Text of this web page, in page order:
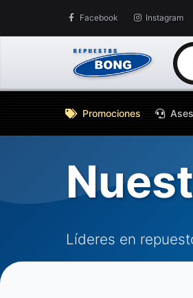
Facebook Instagram
Promociones
Líderes en